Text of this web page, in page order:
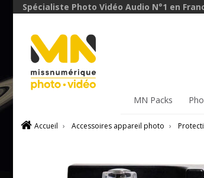
Spécialiste Photo Vidéo Audio N°1 en
MN Packs
Accueil › Accessoires appareil photo ›